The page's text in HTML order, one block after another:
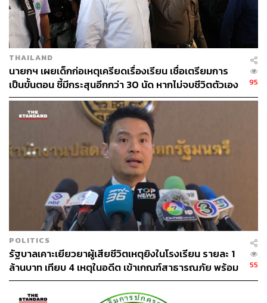
THAILAND
นายกฯ เผยเด็กก่อเหตุเครียดเรื่องเรียน เชื่อเตรียมการ
เป็นขั้นตอน ชี้มีกระสุนอีกกว่า 30 นัด หากไม่จบชีวิตตัวเอง
อาจสูญเสียเพิ่ม
95
POLITICS
รัฐบาลเคาะเยียวยาผู้เสียชีวิตเหตุยิงในโรงเรียน รายละ 1
ล้านบาท เทียบ 4 เหตุในอดีต เข้าเกณฑ์สาธารณภัย พร้อม
เร่งจ่ายโดยเร็ว
55